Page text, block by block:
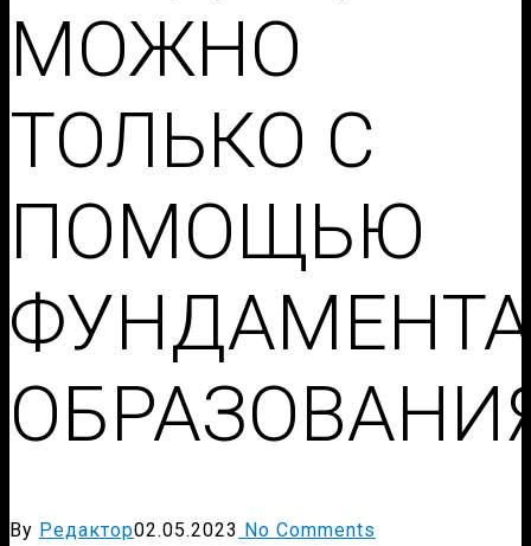
МОЖНО
ТОЛЬКО С
ПОМОЩЬЮ
By Редактор02.05.2023 No Comments